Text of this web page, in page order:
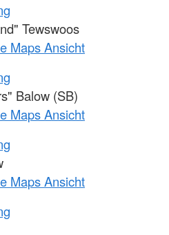
Tewswoos
Maps Ansicht
Balow (SB)
Maps Ansicht
Maps Ansicht